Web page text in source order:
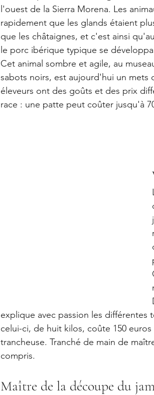
l'ouest de la Sierra Morena. Les
rapidement que les glands étaient
que les châtaignes, et c'est ainsi
le porc ibérique typique se
Cet animal sombre et agile, au
sabots noirs, est aujourd'hui un mets
éleveurs ont des goûts et des prix
race : une patte peut coûter jusqu'à
explique avec passion les différentes
celui-ci, de huit kilos, coûte 150
trancheuse. Tranché de main de
compris.
Maître de la découpe du